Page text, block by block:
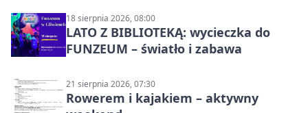
18 sierpnia 2026, 08:00
LATO Z BIBLIOTEKĄ: wycieczka do
FUNZEUM – światło i zabawa
21 sierpnia 2026, 07:30
Rowerem i kajakiem – aktywny